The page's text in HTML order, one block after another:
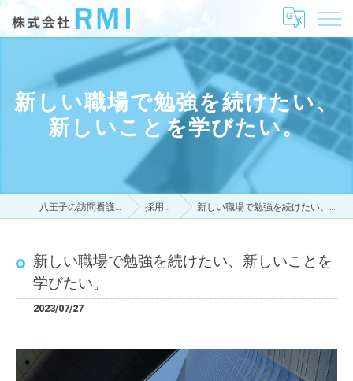
新しい職場で勉強を続けたい、
新しいことを学びたい。
八王子の訪問看護は株式会社RMI 採用ブログ 新しい職場で勉強を続けたい、新しいことを学びたい。
新しい職場で勉強を続けたい、新しいことを
学びたい。
2023/07/27